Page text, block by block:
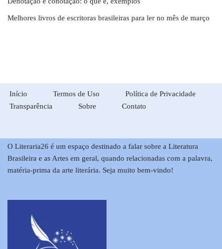
Melhores livros de escritoras brasileiras para ler no mês de março
Início Termos de Uso
Política de Privacidade
Transparência
Sobre Contato
O Literaria26 é um espaço destinado a falar sobre a Literatura
Brasileira e as Artes em geral, quando relacionadas com a palavra,
matéria-prima da arte literária. Seja muito bem-vindo!